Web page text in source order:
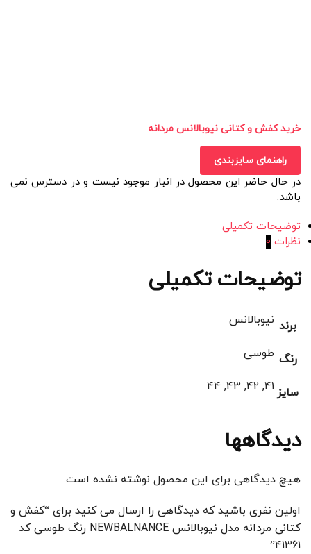
خرید کفش و کتانی نیوبالانس مردانه
راهنمای سایزبندی
در حال حاضر این محصول در انبار موجود نیست و در دسترس نمی
باشد.
توضیحات تکمیلی
نظرات 0
توضیحات تکمیلی
برند نیوبالانس
رنگ طوسی
سایز41, 42, 43, 44
دیدگاهها
هیچ دیدگاهی برای این محصول نوشته نشده است.
اولین نفری باشید که دیدگاهی را ارسال می کنید برای “کفش و
کتانی مردانه مدل نیوبالانس NEWBALNANCE رنگ طوسی کد
41361”